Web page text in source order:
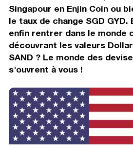
Singapour en Enjin Coin ou
le taux de change SGD
enfin rentrer dans le monde
découvrant les valeurs
SAND ? Le monde des
s'ouvrent à vous !